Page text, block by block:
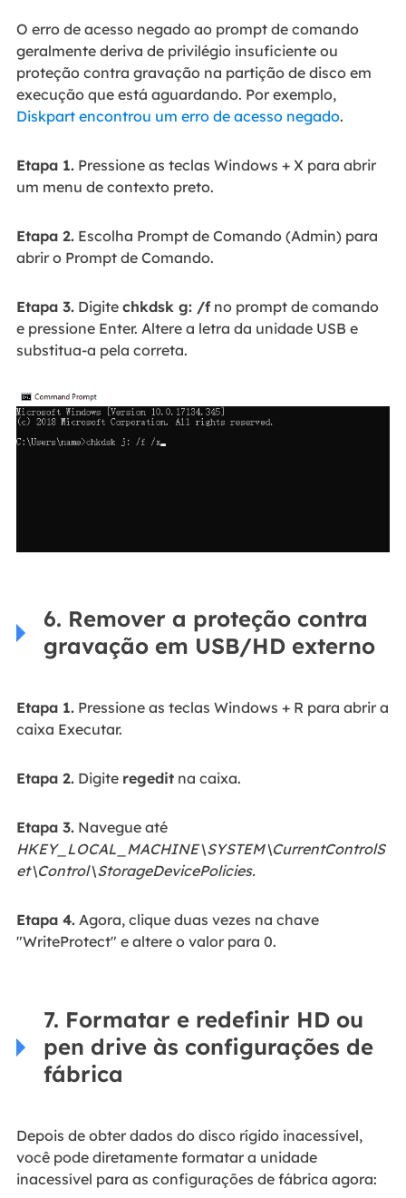
O erro de acesso negado ao prompt de comando
geralmente deriva de privilégio insuficiente ou
proteção contra gravação na partição de disco em
execução que está aguardando. Por exemplo,
Diskpart encontrou um erro de acesso negado.
Etapa 1.Pressione as teclas Windows + X para abrir
um menu de contexto preto.
Etapa 2.Escolha Prompt de Comando (Admin) para
abrir o Prompt de Comando.
Etapa 3.Digite chkdsk g: /fno prompt de comando
e pressione Enter. Altere a letra da unidade USB e
substitua-a pela correta.
6. Remover a proteção contra
gravação em USB/HD externo
Etapa 1.Pressione as teclas Windows + R para abrir a
caixa Executar.
Etapa 2.Digite regeditna caixa.
Etapa 3.Navegue até
HKEY_LOCAL_MACHINE\SYSTEM\CurrentControlS
et\Control\StorageDevicePolicies.
Etapa 4.Agora, clique duas vezes na chave
"WriteProtect" e altere o valor para 0.
7. Formatar e redefinir HD ou
pen drive às configurações de
fábrica
Depois de obter dados do disco rígido inacessível,
você pode diretamente formatar a unidade
inacessível para as configurações de fábrica agora: